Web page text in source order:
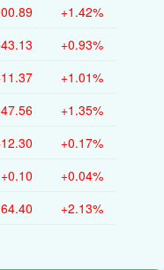
+1.42%
+0.93%
+1.01%
+1.35%
+0.17%
+0.10 +0.04%
+2.13%